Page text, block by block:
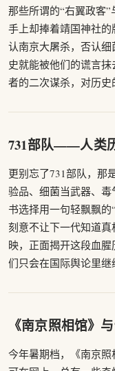
那些所谓的“右翼政客”
手上却捧着靖国神社
认南京大屠杀，否认
史就能被他们的谎言
者的二次谋杀，对历史
731部队——人类
更别忘了731部队，那
验品、细菌当武器、
书选择用一句轻飘飘
刻意不让下一代知道
映，正面揭开这段血
们只会在国际舆论里继
《南京照相馆》
今年暑期档，《南京照